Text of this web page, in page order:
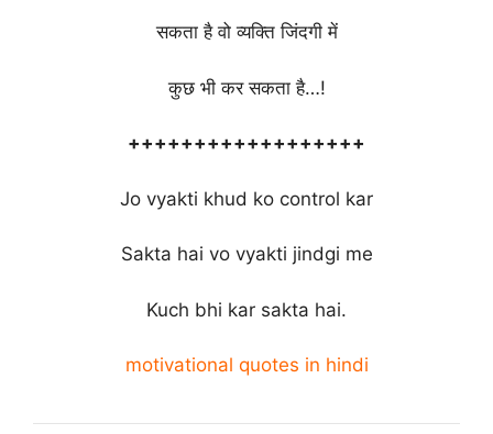
सकता है वो व्यक्ति जिंदगी में
कुछ भी कर सकता है…!
++++++++++++++++++
Jo vyakti khud ko control kar
Sakta hai vo vyakti jindgi me
Kuch bhi kar sakta hai.
motivational quotes in hindi